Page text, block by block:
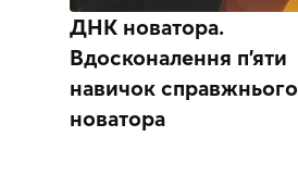
ДНК новатора.
Вдосконалення п’яти
навичок справжнього
новатора